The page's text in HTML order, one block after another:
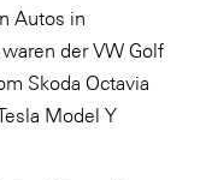
Autos in
der VW Golf
Skoda Octavia
Model Y